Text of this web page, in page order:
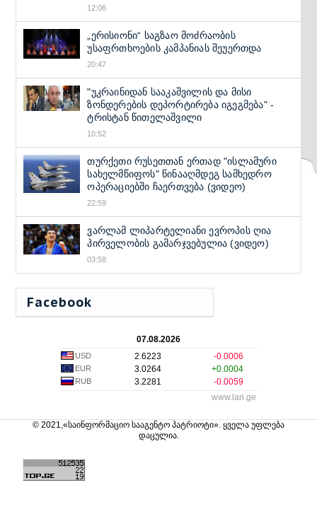
12:06
„ერისიონი“ საგზაო მოძრაობის
უსაფრთხოების კამპანიას შეუერთდა
20:47
"უკრაინიდან სააკაშვილის და მისი
ზონდერების დეპორტირება იგეგმება" -
ტრისტან წითელაშვილი
10:52
თურქეთი რუსეთთან ერთად "ისლამური
სახელმწიფოს" წინააღმდეგ სამხედრო
ოპერაციებში ჩაერთვება (ვიდეო)
22:59
ვარლამ ლიპარტელიანი ევროპის ღია
პირველობის გამარჯვებულია (ვიდეო)
03:58
Facebook
07.08.2026
USD 2.6223 -0.0006
EUR 3.0264 +0.0004
RUB 3.2281
-0.0059
www.lari.ge
© 2021,«საინფორმაციო სააგენტო პატრიოტი». ყველა უფლება
დაცულია.